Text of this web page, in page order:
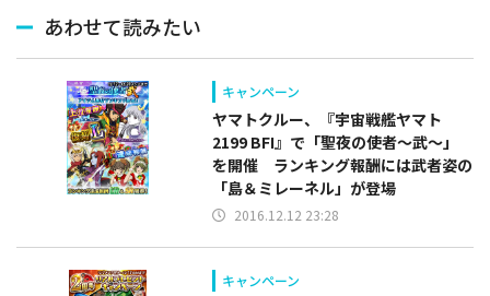
あわせて読みたい
キャンペーン
ヤマトクルー、『宇宙戦艦ヤマト
2199 BFI』で「聖夜の使者～武～」
を開催 ランキング報酬には武者姿の
「島＆ミレーネル」が登場
2016.12.12 23:28
キャンペーン